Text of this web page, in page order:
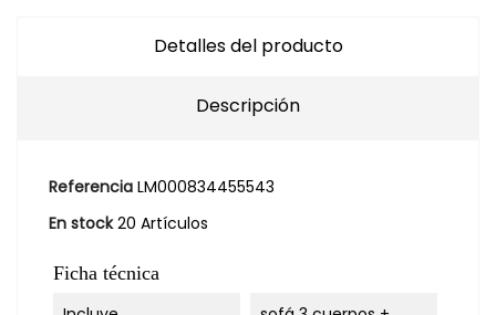
Detalles del producto
Descripción
Referencia LM000834455543
En stock 20 Artículos
Ficha técnica